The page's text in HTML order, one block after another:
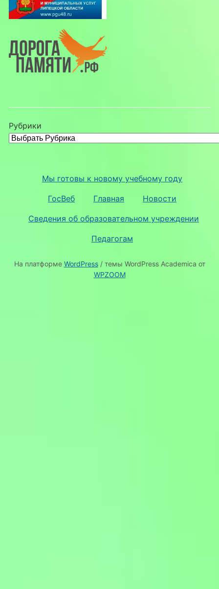
Рубрики
Мы готовы к новому учебному году
ГосВеб Главная Новости
Сведения об образовательном учреждении
Педагогам
На платформе WordPress/ темы WordPress Academica от
WPZOOM